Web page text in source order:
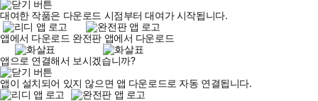
대여한 작품은 다운로드 시점부터 대여가 시작됩니다.
앱에서 다운로드 완전판 앱에서 다운로드
앱으로 연결해서 보시겠습니까?
앱이 설치되어 있지 않으면 앱 다운로드로 자동 연결됩니다.